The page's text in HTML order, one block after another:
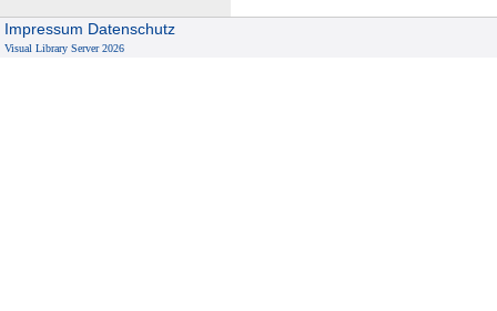
Impressum Datenschutz
Visual Library Server 2026